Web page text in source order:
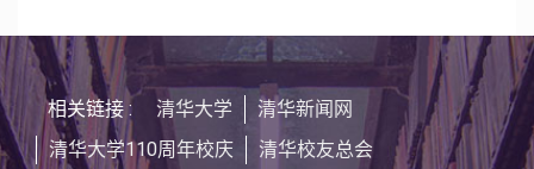
相关链接 : 清华大学
清华新闻网
清华大学110周年校庆
清华校友总会